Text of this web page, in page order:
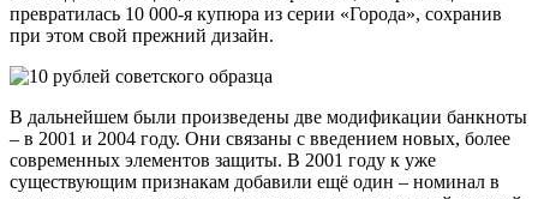
превратилась 10 000-я купюра из серии «Города», сохранив
при этом свой прежний дизайн.
В дальнейшем были произведены две модификации банкноты
– в 2001 и 2004 году. Они связаны с введением новых, более
современных элементов защиты. В 2001 году к уже
существующим признакам добавили ещё один – номинал в